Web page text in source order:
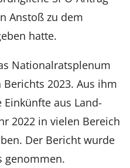
Anstoß zu dem
hatte.
Nationalratsplenum
2023. Aus ihm
aus Land-
2022 in vielen Bereich
Der Bericht wurde
genommen.